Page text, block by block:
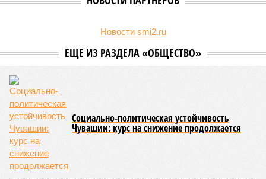
дисциплины в качестве приоритетной, но также утвердили
ведомственных знаков отличия, закрепив
атрибутов на уровне правительства субъекта. Согласно
обнародованным материалам, введены удостоверения и
нагрудные знаки мастера спорта Чувашии международного
класса по керешу, а также мастера спорта Чувашии.
Параллельно с этим разработана полная разрядная сетка
по керешу, охватывающая все ступени от третьего
юношеского разряда до уровня кандидата в мастера
спорта. Такая структура призвана обеспечить системность